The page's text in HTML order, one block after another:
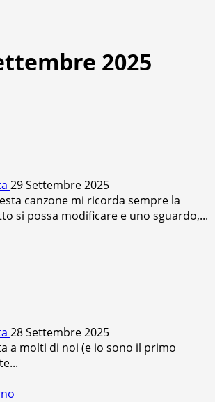
2025
29 Settembre 2025
canzone mi ricorda sempre la
si possa modificare e uno sguardo,...
28 Settembre 2025
a molti di noi (e io sono il primo